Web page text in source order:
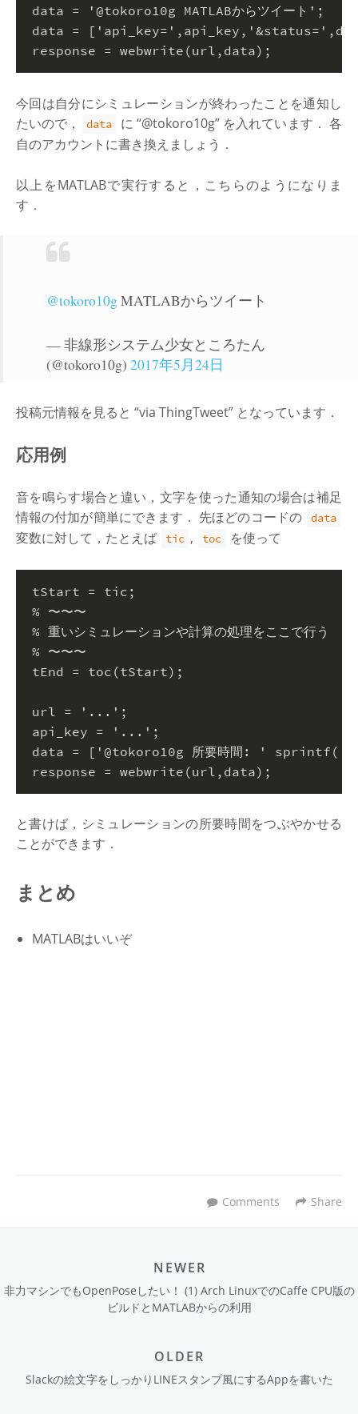
data = '@tokoro10g MATLABからツイート' ;
data =
[ 'api_key=' ,api_key, '&status='
response = webwrite(url,data) ;
今回は自分にシミュレーションが終わったことを通知し
たいので，
data
に “@tokoro10g” を入れています． 各
自のアカウントに書き換えましょう．
以上をMATLABで実行すると，こちらのようになりま
す．
@tokoro10gMATLABからツイート
— 非線形システム少女ところたん
(@tokoro10g) 2017年5月24日
投稿元情報を見ると “via ThingTweet” となっています．
応用例
音を鳴らす場合と違い，文字を使った通知の場合は補足
情報の付加が簡単にできます． 先ほどのコードの
data
変数に対して，たとえば tic , toc を使って
tStart = tic ;
% 〜〜〜
% 重いシミュレーションや計算の処理をここで行う
% 〜〜〜
tEnd = toc(tStart) ;
url = '...' ;
api_key =
'...' ;
data =
[ '@tokoro10g 所要時間: ' sprintf(
response = webwrite(url,data) ;
と書けば，シミュレーションの所要時間をつぶやかせる
ことができます．
まとめ
MATLABはいいぞ
Share
Comments
NEWER
非力マシンでもOpenPoseしたい！ (1) Arch LinuxでのCaffe CPU版の
ビルドとMATLABからの利用
OLDER
Slackの絵文字をしっかりLINEスタンプ風にするAppを書いた